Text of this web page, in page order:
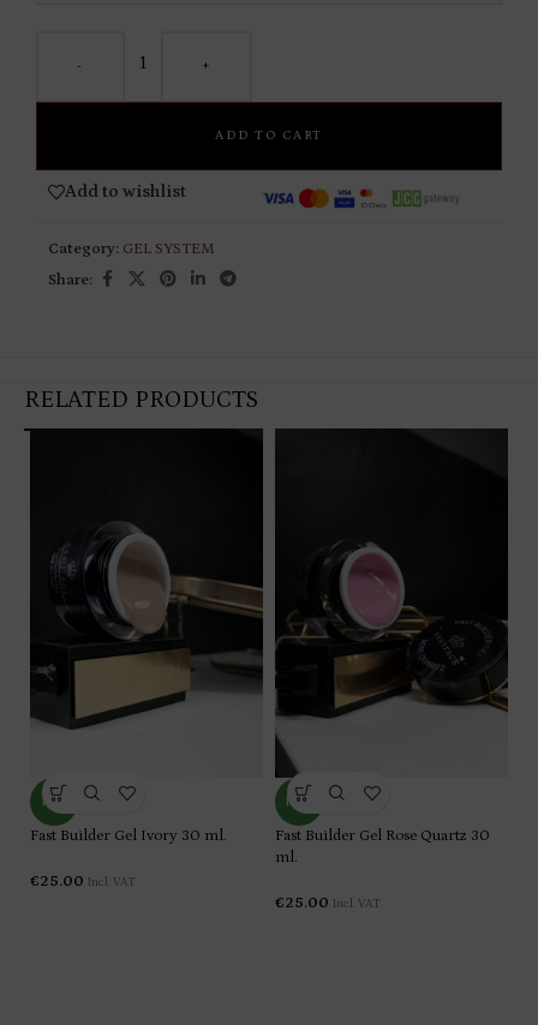
- +
ADD TO CART
Add to wishlist
Category: GEL SYSTEM
Share:
RELATED PRODUCTS
NEW
Fast Builder Gel Ivory 30 ml.
€25.00 Incl. VAT
NEW
Fast Builder Gel Rose Quartz 30
ml.
€25.00 Incl. VAT